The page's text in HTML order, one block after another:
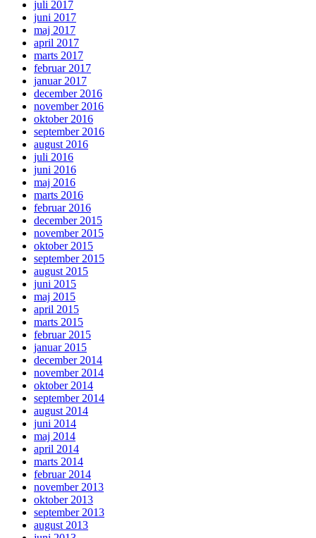
juli 2017
juni 2017
maj 2017
april 2017
marts 2017
februar 2017
januar 2017
december 2016
november 2016
oktober 2016
september 2016
august 2016
juli 2016
juni 2016
maj 2016
marts 2016
februar 2016
december 2015
november 2015
oktober 2015
september 2015
august 2015
juni 2015
maj 2015
april 2015
marts 2015
februar 2015
januar 2015
december 2014
november 2014
oktober 2014
september 2014
august 2014
juni 2014
maj 2014
april 2014
marts 2014
februar 2014
november 2013
oktober 2013
september 2013
august 2013